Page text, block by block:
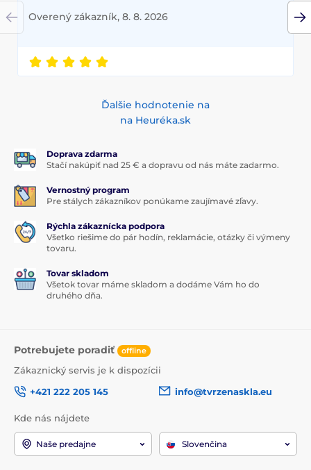
1x suchá utierka
1x mokrá utierka
Overený zákazník, 8. 8. 2026
Ďalšie hodnotenie na
na Heuréka.sk
Doprava zdarma
Stačí nakúpiť nad 25 € a dopravu od nás máte zadarmo.
Vernostný program
Pre stálych zákazníkov ponúkame zaujímavé zľavy.
Rýchla zákaznícka podpora
Všetko riešime do pár hodín, reklamácie, otázky či výmeny
tovaru.
Tovar skladom
Všetok tovar máme skladom a dodáme Vám ho do
druhého dňa.
Potrebujete poradiť offline
Zákaznický servis je k dispozícii
+421 222 205 145
info@tvrzenaskla.eu
Kde nás nájdete
Naše predajne Slovenčina